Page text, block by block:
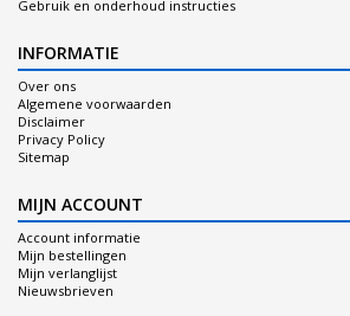
Gebruik en onderhoud instructies
INFORMATIE
Over ons
Algemene voorwaarden
Disclaimer
Privacy Policy
Sitemap
MIJN ACCOUNT
Account informatie
Mijn bestellingen
Mijn verlanglijst
Nieuwsbrieven